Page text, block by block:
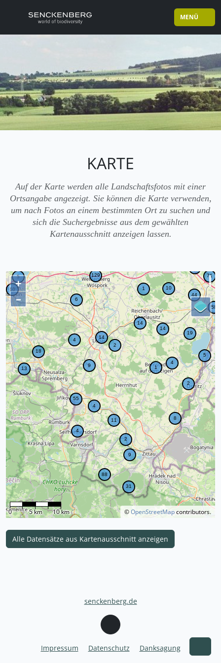
MENÜ
KARTE
Auf der Karte werden alle Landschaftsfotos mit einer
Ortsangabe angezeigt. Sie können die Karte verwenden,
um nach Fotos an einem bestimmten Ort zu suchen und
sich die Suchergebnisse aus dem gewählten
Kartenausschnitt anzeigen lassen.
+
–
©OpenStreetMapcontributors.
0 5 km 10 km
Alle Datensätze aus Kartenausschnitt anzeigen
senckenberg.de
Impressum Datenschutz Danksagung